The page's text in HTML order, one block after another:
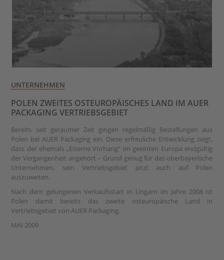
UNTERNEHMEN
POLEN ZWEITES OSTEUROPÄISCHES LAND IM AUER
PACKAGING VERTRIEBSGEBIET
Bereits seit geraumer Zeit gingen regelmäßig Bestellungen aus
Polen bei AUER Packaging ein. Diese erfreuliche Entwicklung zeigt,
dass der ehemals „Eiserne Vorhang“ im geeinten Europa endgültig
der Vergangenheit angehört – Grund genug für das oberbayerische
Unternehmen, sein Vertriebsgebiet jetzt auch auf Polen
auszuweiten.
Nach dem gelungenen Verkaufsstart in Ungarn im Jahre 2008 ist
Polen damit bereits das zweite osteuropäische Land in
Vertriebsgebiet von AUER Packaging.
MAI 2009